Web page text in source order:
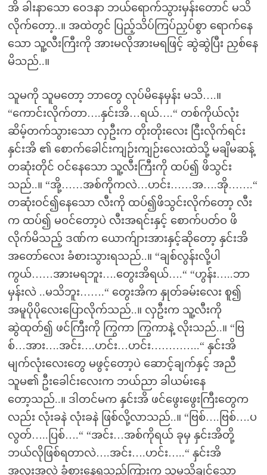
အိ ခါးနာသော ဝေဒနာ ဘယ်ရောက်သွားမှန်းတောင် မသိ
လိုက်တော့..။ အထဲတွင် ပြည့်သိပ်ကြပ်ညှပ်စွာ ရောက်နေ
သော သူ့လီးကြီးကို အားမလိုအားမရဖြင့် ဆွဲဆွဲပြီး ညှစ်နေ
မိသည်..။
သူမကို သူမတော့ ဘာတွေ လုပ်မိနေမှန်း မသိ….။
“ကောင်းလိုက်တာ….နှင်းအိ…ရယ်….“ တစ်ကိုယ်လုံး
ဆိမ့်တက်သွားသော လှဦးက တိုးတိုးလေး ငြီးလိုက်ရင်း
နှင်းအိ ၏ စောက်ခေါင်းကျဉ်းကျဉ်းလေးထဲသို့ မချိမဆန့်
တဆုံးတိုင် ဝင်နေသော သူ့လီးကြီးကို ထပ်၍ ဖိသွင်း
သည်..။ “အို့……အစ်ကိုကလဲ…ဟင်း……အ….အို…….“
တဆုံးဝင်၍နေသော လီးကို ထပ်၍ဖိသွင်းလိုက်တော့ လီး
က ထပ်၍ မဝင်တော့ပဲ လီးအရင်းနှင့် စောက်ပတ်ဝ ဖိ
လိုက်မိသည့် ဒဏ်က ယောက်ျားအားနှင့်ဆိုတော့ နှင်းအိ
အတော်လေး ခံစားသွားရသည်..။ “ချစ်လွန်းလို့ပါ
ကွယ်……အားမရဘူး….တွေးအိရယ်….“ “ဟွန်း…..ဘာ
မှန်းလဲ ..မသိဘူး…….“ တွေးအိက နှုတ်ခမ်းလေး စူ၍
အမူပိုပိုလေးပြောလိုက်သည်..။ လှဦးက သူ့လီးကို
ဆွဲထုတ်၍ ဖင်ကြီးကို ကြွကာ ကြွကာနဲ့ လိုးသည်..။ “ဗြ
စ်…အား….အင်း….ဟင်း…ဟင်း…………..“ နှင်းအိ
မျက်လုံးလေးတွေ မဖွင့်တော့ပဲ ဆောင့်ချက်နှင့် အညီ
သူမ၏ ဦးခေါင်းလေးက ဘယ်ညာ ခါယမ်းနေ
တော့သည်..။ ဒါတင်မက နှင်းအိ ဖင်ဖွေးဖွေးကြီးတွေက
လည်း လုံးခနဲ လုံးခနဲ ဖြစ်လို့လာသည်..။ “ဗြစ်….ဗြစ်….ပ
လွတ်…..ပြစ်….“ “အင်း…အစ်ကိုရယ် ခုမှ နှင်းအိတို့
ဘယ်လိုဖြစ်ရတာလဲ….အင်း….ဟင်း…..“ နှင်းအိ
အလူးအလဲ ခံစားနေရသည့်ကြားက သူမသိချင်သော